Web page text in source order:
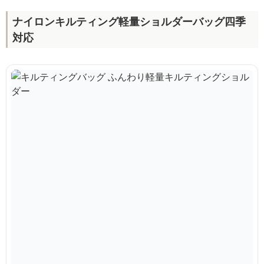
ナイロンキルティング軽量ショルダーバッグ四季
対応